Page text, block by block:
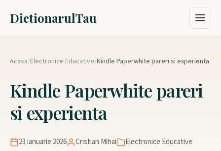
DictionarulTau
Acasa/Electronice Educative/Kindle Paperwhite pareri si experienta
Kindle Paperwhite pareri
si experienta
23 ianuarie 2026 Cristian Mihai Electronice Educative